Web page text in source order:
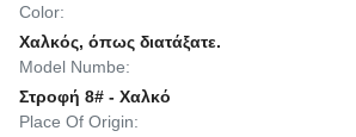
Color:
Χαλκός, όπως διατάξατε.
Model Numbe:
Στροφή 8# - Χαλκό
Place Of Origin: